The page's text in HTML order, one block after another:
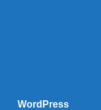
WordPress